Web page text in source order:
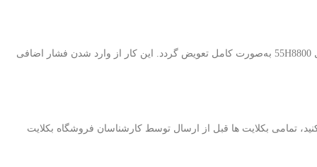
با توجه به اینکه LEDهای بک لایت دارای عمر مفید مشخصی هستند، در صورت مشاهده خرابی یا افت نور، توصیه می‌شود کل بک لایت تلویزیون تی سی ال 55H8800 به‌صورت کامل تعویض گردد. این کار از وارد شدن فشار اضافی
تمامی بکلایت ها قبل از ارسال توسط کارشناسان فروشگاه بکلایت